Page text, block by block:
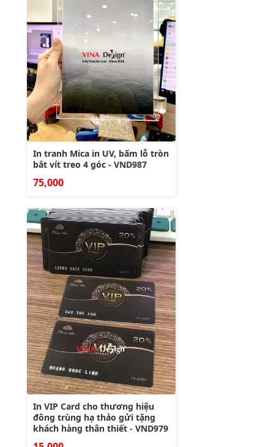
In tranh Mica in UV, bấm lỗ tròn
bắt vít treo 4 góc - VND987
75,000
In VIP Card cho thương hiệu
đông trùng hạ thảo gửi tặng
khách hàng thân thiết - VND979